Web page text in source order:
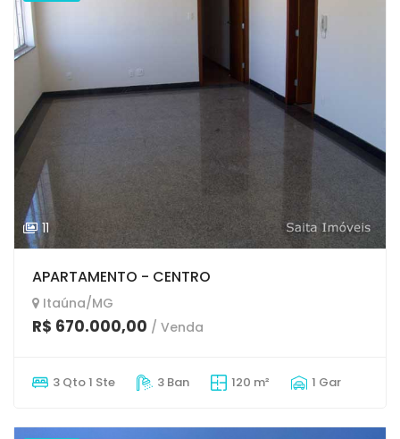
11
APARTAMENTO - CENTRO
Itaúna/MG
R$ 670.000,00 / Venda
3 Qto 1 Ste 3 Ban 120 m² 1 Gar